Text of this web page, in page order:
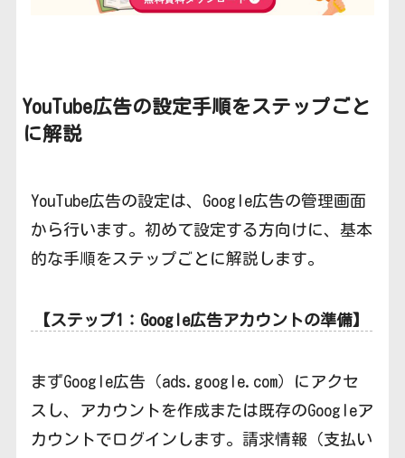
YouTube広告の設定手順をステップごと
に解説
YouTube広告の設定は、Google広告の管理画面
から行います。初めて設定する方向けに、基本
的な手順をステップごとに解説します。
【ステップ1：Google広告アカウントの準備】
まずGoogle広告（ads.google.com）にアクセ
スし、アカウントを作成または既存のGoogleア
カウントでログインします。請求情報（支払い